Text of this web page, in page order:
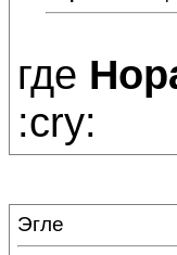
где
:cry:
Эгле